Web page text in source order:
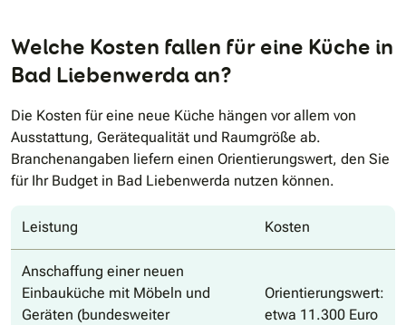
Welche Kosten fallen für eine Küche in
Bad Liebenwerda an?
Die Kosten für eine neue Küche hängen vor allem von
Ausstattung, Gerätequalität und Raumgröße ab.
Branchenangaben liefern einen Orientierungswert, den Sie
für Ihr Budget in Bad Liebenwerda nutzen können.
Leistung Kosten
Anschaffung einer neuen
Einbauküche mit Möbeln und
Geräten (bundesweiter
Orientierungswert:
etwa 11.300 Euro